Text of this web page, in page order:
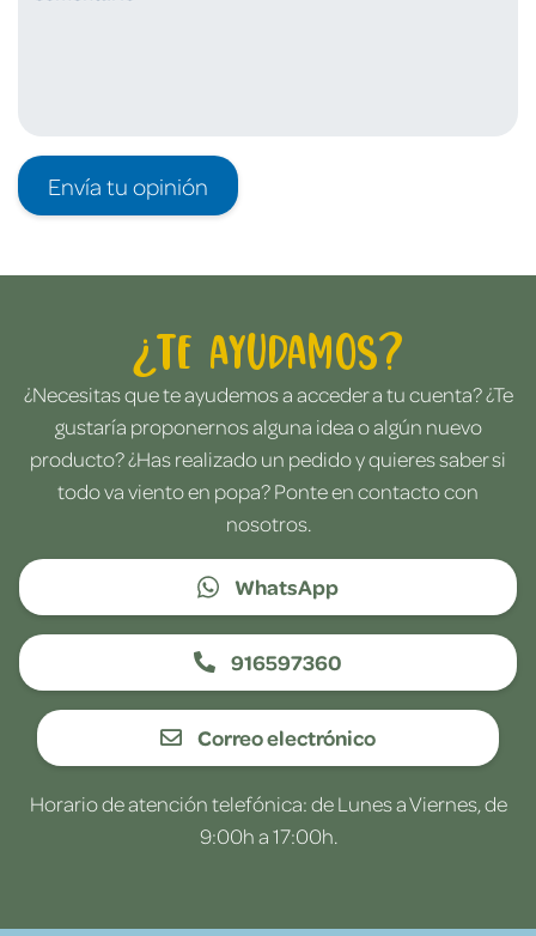
Envía tu opinión
¿Te ayudamos?
¿Necesitas que te ayudemos a acceder a tu cuenta? ¿Te
gustaría proponernos alguna idea o algún nuevo
producto? ¿Has realizado un pedido y quieres saber si
todo va viento en popa? Ponte en contacto con
nosotros.
WhatsApp
916597360
Correo electrónico
Horario de atención telefónica: de Lunes a Viernes, de
9:00h a 17:00h.